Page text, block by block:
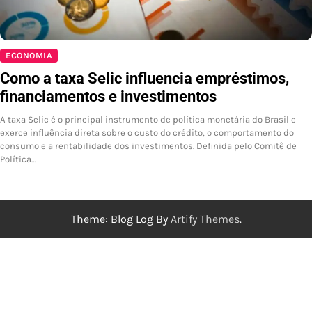
ECONOMIA
Como a taxa Selic influencia empréstimos,
financiamentos e investimentos
A taxa Selic é o principal instrumento de política monetária do Brasil e
exerce influência direta sobre o custo do crédito, o comportamento do
consumo e a rentabilidade dos investimentos. Definida pelo Comitê de
Política…
Theme: Blog Log By Artify Themes.